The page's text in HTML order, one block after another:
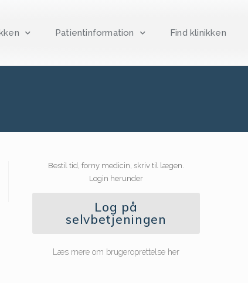
Patientinformation Find klinikken
Bestil tid, forny medicin, skriv til lægen.
Login herunder
Log på
selvbetjeningen
Læs mere om brugeroprettelse her